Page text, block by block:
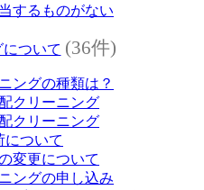
するものがない
ついて (36件)
ングの種類は？
クリーニング
クリーニング
について
変更について
ングの申し込み